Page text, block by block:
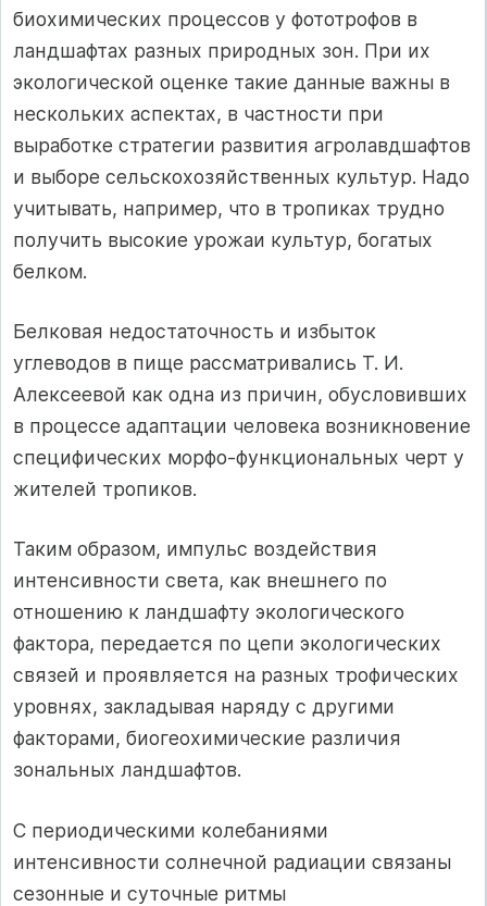
биохимических процессов у фототрофов в
ландшафтах разных природных зон. При их
экологической оценке такие данные важны в
нескольких аспектах, в частности при
выработке стратегии развития агролавдшафтов
и выборе сельскохозяйственных культур. Надо
учитывать, например, что в тропиках трудно
получить высокие урожаи культур, богатых
белком.
Белковая недостаточность и избыток
углеводов в пище рассматривались Т. И.
Алексеевой как одна из причин, обусловивших
в процессе адаптации человека возникновение
специфических морфо-функциональных черт у
жителей тропиков.
Таким образом, импульс воздействия
интенсивности света, как внешнего по
отношению к ландшафту экологического
фактора, передается по цепи экологических
связей и проявляется на разных трофических
уровнях, закладывая наряду с другими
факторами, биогеохимические различия
зональных ландшафтов.
С периодическими колебаниями
интенсивности солнечной радиации связаны
сезонные и суточные ритмы